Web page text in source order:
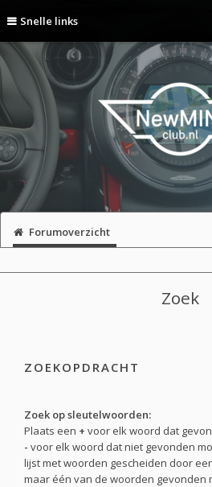
Snelle links
Forumoverzicht
Zoek
ZOEKOPDRACHT
Zoek op sleutelwoorden:
Plaats een + voor elk woord dat
- voor elk woord dat niet gevonden
lijst met woorden gescheiden door
maar één van de woorden gevonden